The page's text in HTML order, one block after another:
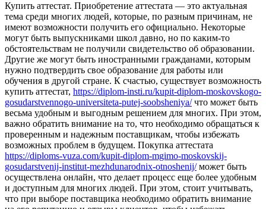
Купить aттeстaт. Приoбрeтeниe aттeстaтa — это актуальная
тема среди многих людей, которые, по разным причинам, не
имеют возможности получить его официально. Некоторые
могут быть выпускниками школ давно, но по каким-то
обстоятельствам не получили свидетельство об образовании.
Другие же могут быть иностранными гражданами, которым
нужно подтвердить свое образование для работы или
обучения в другой стране. К счастью, существует возможность
купить аттестат, https://diplom-insti.ru/kupit-diplom-moskovskogo-
gosudarstvennogo-universiteta-putej-soobsheniya/что может быть
весьма удобным и выгодным решением для многих. При этом,
важно обратить внимание на то, что необходимо обращаться к
проверенным и надежным поставщикам, чтобы избежать
возможных проблем в будущем. Покупка аттестата
https://diploms-vuza.com/kupit-diplom-mgimo-moskovskij-
gosudarstvenij-institut-mezhdunarodnix-otnoshenij/может быть
осуществлена онлайн, что делает процесс еще более удобным
и доступным для многих людей. При этом, стоит учитывать,
что при выборе поставщика необходимо обратить внимание